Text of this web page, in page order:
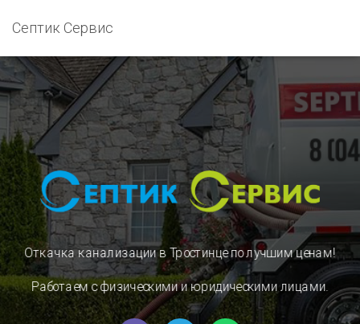
Септик Сервис
Откачка канализации в Тростинцепо лучшим ценам!
Работаем с физическими и юридическими лицами.